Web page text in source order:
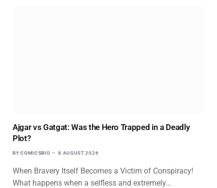
Ajgar vs Gatgat: Was the Hero Trapped in a Deadly
Plot?
BY COMICSBIO 8 AUGUST 2026
When Bravery Itself Becomes a Victim of Conspiracy!
What happens when a selfless and extremely…